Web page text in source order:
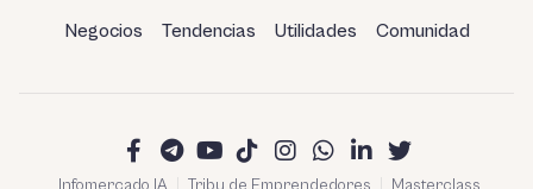
Negocios Tendencias Utilidades Comunidad